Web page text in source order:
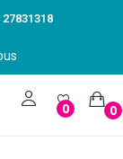
27831318
0 0